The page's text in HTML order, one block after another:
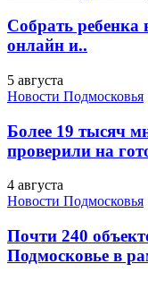
Собрать
онлайн и..
5 августа
Новости Подмосковья
Более 19 тысяч
проверили на
4 августа
Новости Подмосковья
Почти 240
Подмосковье в